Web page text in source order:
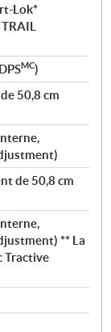
Lok*
MC)
50,8 cm
de 50,8 cm
** La
Tractive